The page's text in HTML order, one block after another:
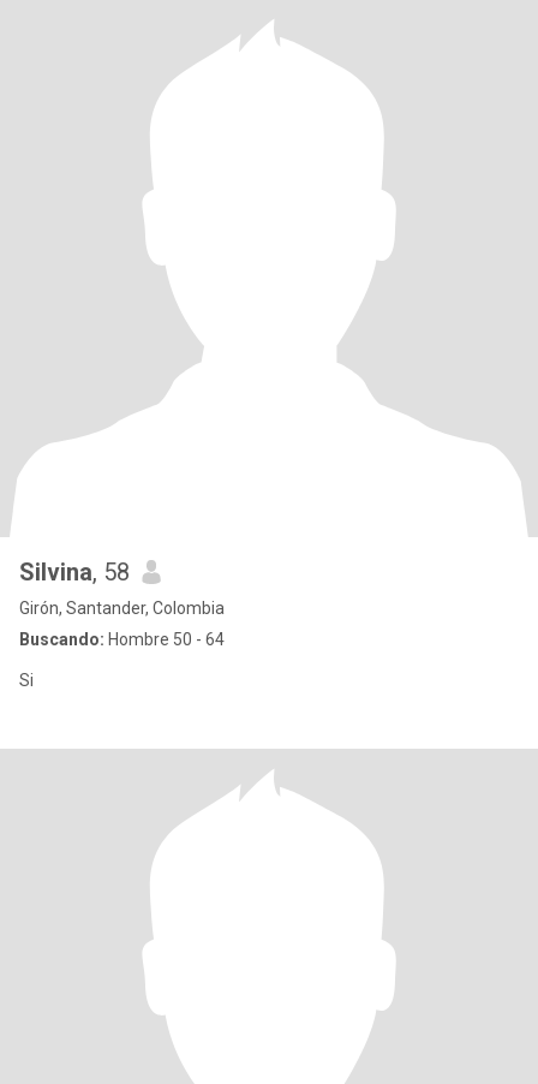
Silvina, 58
Girón, Santander, Colombia
Buscando: Hombre 50 - 64
Si